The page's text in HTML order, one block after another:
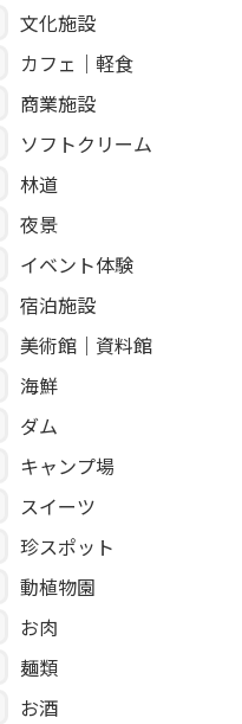
文化施設
カフェ｜軽食
商業施設
ソフトクリーム
林道
夜景
イベント体験
宿泊施設
美術館｜資料館
海鮮
ダム
キャンプ場
スイーツ
珍スポット
動植物園
お肉
麺類
お酒